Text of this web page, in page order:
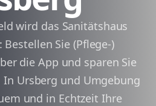
wird das Sanitätshaus
Sie (Pflege-)
die App und sparen Sie
Ursberg und Umgebung
und in Echtzeit Ihre